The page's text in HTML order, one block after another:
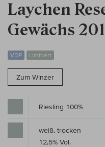
Laychen
Gewächs
VDP Limitiert
Zum Winzer
Riesling 100%
weiß, trocken
12,5% Vol.